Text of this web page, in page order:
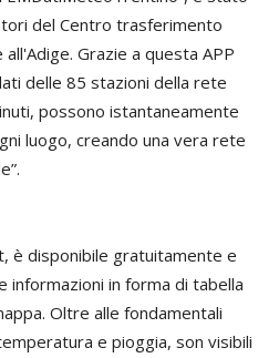
del Centro trasferimento
Grazie a questa APP
delle 85 stazioni della rete
possono istantaneamente
luogo, creando una vera rete
è disponibile gratuitamente e
informazioni in forma di tabella
Oltre alle fondamentali
e pioggia, son visibili